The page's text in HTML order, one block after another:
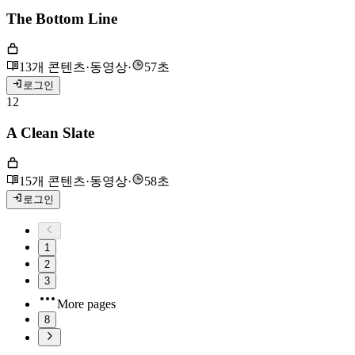
The Bottom Line
13개 콘텐츠·동영상· 57초
로그인
12
A Clean Slate
15개 콘텐츠·동영상· 58초
로그인
1
2
3
More pages
8